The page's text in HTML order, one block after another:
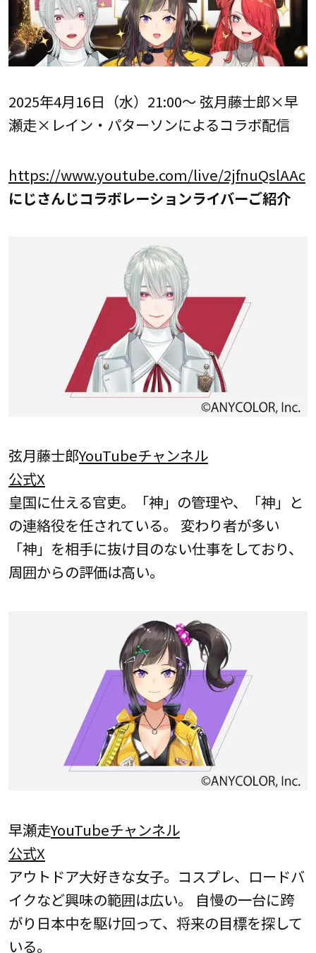
2025年4月16日（水）21:00～ 弦月藤士郎×早
瀬走×レイン・パターソンによるコラボ配信
https://www.youtube.com/live/2jfnuQslAAc
にじさんじコラボレーションライバーご紹介
弦月藤士郎YouTubeチャンネル
公式X
皇国に仕える官吏。「神」の管理や、「神」と
の連絡役を任されている。 変わり者が多い
「神」を相手に抜け目のない仕事をしており、
周囲からの評価は高い。
早瀬走YouTubeチャンネル
公式X
アウトドア大好きな女子。コスプレ、ロードバ
イクなど興味の範囲は広い。 自慢の一台に跨
がり日本中を駆け回って、将来の目標を探して
いる。